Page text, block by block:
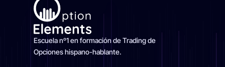
Escuela nº1 en formación de Trading de
Opciones hispano-hablante.